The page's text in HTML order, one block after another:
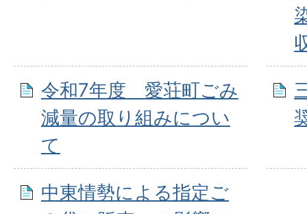
令和7年度 愛荘町ごみ
減量の取り組みについ
て
中東情勢による指定ご